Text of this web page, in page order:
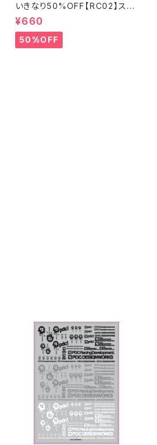
いきなり50%OFF【RC02】スポ
ンサーステッカーA 2024
¥660
50%OFF